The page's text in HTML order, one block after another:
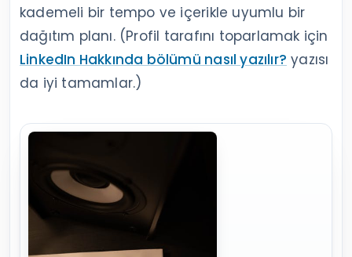
kademeli bir tempo ve içerikle uyumlu bir
dağıtım planı. (Profil tarafını toparlamak için
LinkedIn Hakkında bölümü nasıl yazılır? yazısı
da iyi tamamlar.)